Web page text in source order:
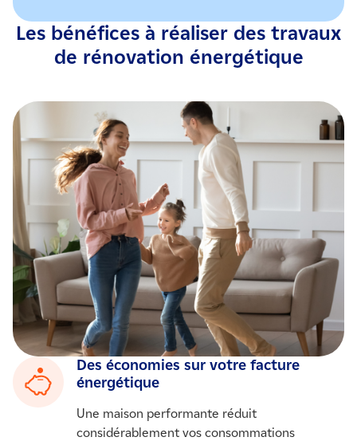
Les bénéfices à réaliser des travaux
de rénovation énergétique
Des économies sur votre facture
énergétique
Une maison performante réduit
considérablement vos consommations